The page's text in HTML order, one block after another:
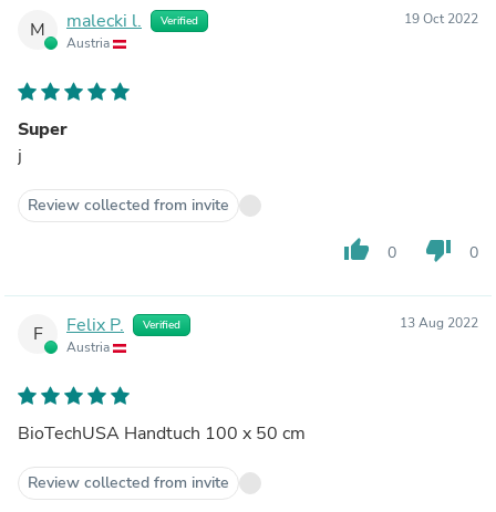
M malecki l. Verified
Austria
19 Oct 2022
Super
j
Review collected from invite
thumb_up 0 thumb_down 0
F Felix P. Verified
Austria
13 Aug 2022
BioTechUSA Handtuch 100 x 50 cm
Review collected from invite